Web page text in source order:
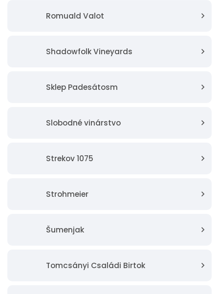
Romuald Valot
Shadowfolk Vineyards
Sklep Padesátosm
Slobodné vinárstvo
Strekov 1075
Strohmeier
Šumenjak
Tomcsányi Családi Birtok